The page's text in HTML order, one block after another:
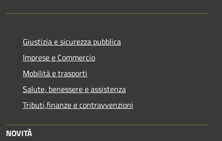
Giustizia e sicurezza pubblica
Imprese e Commercio
Mobilità e trasporti
Salute, benessere e assistenza
Tributi,finanze e contravvenzioni
NOVITÀ